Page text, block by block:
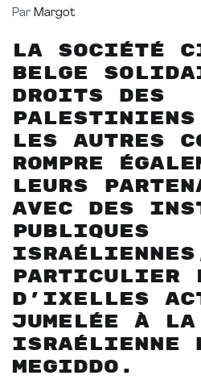
Par Margot
La société
belge
droits des
les autres
rompre
leurs
avec des
publiques
particulier
d’Ixelles
jumelée à
israélienne
Megiddo.